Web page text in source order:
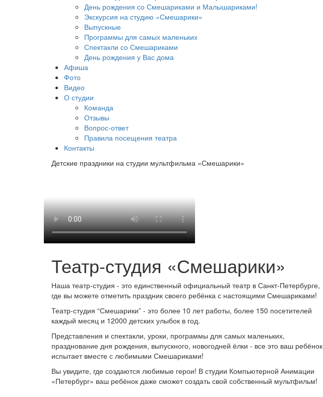
День рождения со Смешариками и Малышариками!
Экскурсия на студию «Смешарики»
Выпускные
Программы для самых маленьких
Спектакли со Смешариками
День рождения у Вас дома
Афиша
Фото
Видео
О студии
Команда
Отзывы
Вопрос-ответ
Правила посещения театра
Контакты
Детские праздники на студии мультфильма «Смешарики»
Театр-студия «Смешарики»
Наша театр-студия - это единственный официальный театр в Санкт-Петербурге,
где вы можете отметить праздник своего ребёнка с настоящими Смешариками!
Театр-студия “Смешарики” - это более 10 лет работы, более 150 посетителей
каждый месяц и 12000 детских улыбок в год.
Представления и спектакли, уроки, программы для самых маленьких,
празднование дня рождения, выпускного, новогодней ёлки - все это ваш ребёнок
испытает вместе с любимыми Смешариками!
Вы увидите, где создаются любимые герои! В студии Компьютерной Анимации
«Петербург» ваш ребёнок даже сможет создать свой собственный мультфильм!